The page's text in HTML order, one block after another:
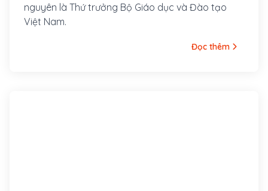
nguyên là Thứ trưởng Bộ Giáo dục và Đào tạo
Việt Nam.
Đọc thêm